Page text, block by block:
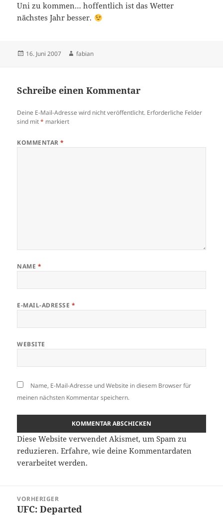
Uni zu kommen… hoffentlich ist das Wetter
nächstes Jahr besser.
Veröffentlicht
16. Juni 2007 Autor
fabian
Schreibe einen Kommentar
Deine E-Mail-Adresse wird nicht veröffentlicht. Erforderliche Felder
sind mit* markiert
KOMMENTAR*
NAME *
E-MAIL-ADRESSE *
WEBSITE
Name, E-Mail-Adresse und Website in diesem Browser für
meinen nächsten Kommentar speichern.
Diese Website verwendet Akismet, um Spam zu
reduzieren.Erfahre, wie deine Kommentardaten
verarbeitet werden.
VORHERIGER
Vorheriger
UFC: Departed